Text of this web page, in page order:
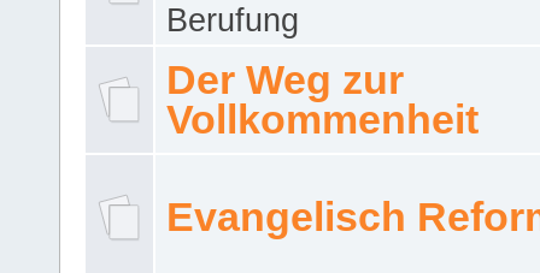
Berufung
Der Weg zur
Vollkommenheit
Evangelisch